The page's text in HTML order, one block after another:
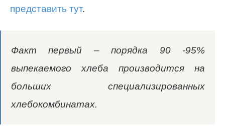
представить тут.
Факт первый – порядка 90 -95%
выпекаемого хлеба производится на
больших специализированных
хлебокомбинатах.